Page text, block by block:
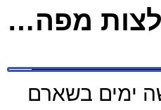
מפה…
ימים בשארם